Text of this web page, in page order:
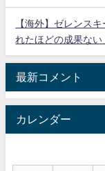
【海外】ゼレンス
れたほどの成果な
最新コメント
カレンダー